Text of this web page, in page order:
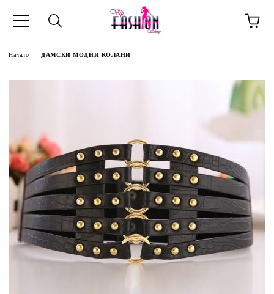
Начало ДАМСКИ МОДНИ КОЛАНИ